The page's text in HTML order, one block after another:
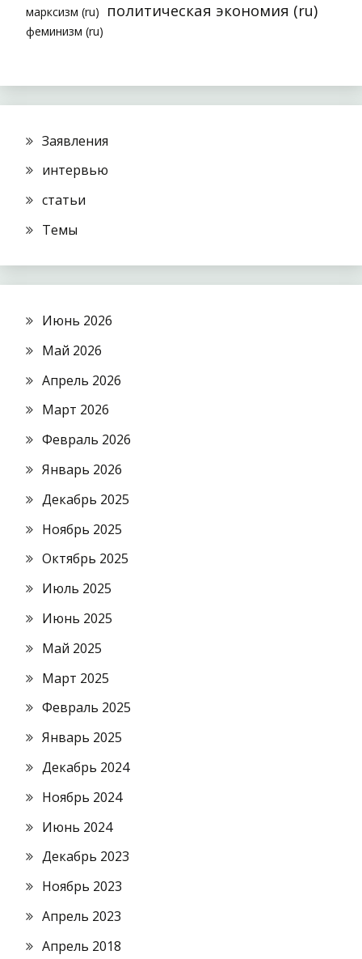
марксизм (ru)
политическая экономия (ru)
феминизм (ru)
Заявления
интервью
статьи
Темы
Июнь 2026
Май 2026
Апрель 2026
Март 2026
Февраль 2026
Январь 2026
Декабрь 2025
Ноябрь 2025
Октябрь 2025
Июль 2025
Июнь 2025
Май 2025
Март 2025
Февраль 2025
Январь 2025
Декабрь 2024
Ноябрь 2024
Июнь 2024
Декабрь 2023
Ноябрь 2023
Апрель 2023
Апрель 2018